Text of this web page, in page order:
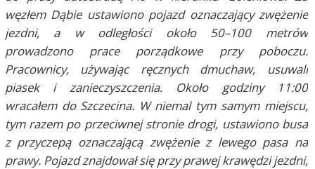
węzłem Dąbie ustawiono pojazd oznaczający zwężenie
jezdni, a w odległości około 50–100 metrów
prowadzono prace porządkowe przy poboczu.
Pracownicy, używając ręcznych dmuchaw, usuwali
piasek i zanieczyszczenia. Około godziny 11:00
wracałem do Szczecina. W niemal tym samym miejscu,
tym razem po przeciwnej stronie drogi, ustawiono busa
z przyczepą oznaczającą zwężenie z lewego pasa na
prawy. Pojazd znajdował się przy prawej krawędzi jezdni,